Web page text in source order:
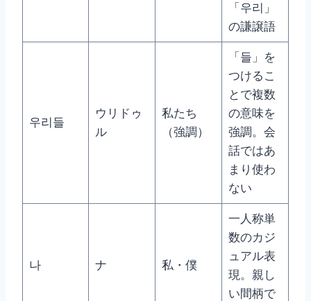
「우리」
の謙譲語
우리들
ウリドゥ
ル
私たち
（強調）
「들」を
つけるこ
とで複数
の意味を
強調。会
話ではあ
まり使わ
ない
나 ナ 私・僕
一人称単
数のカジ
ュアル表
現。親し
い間柄で